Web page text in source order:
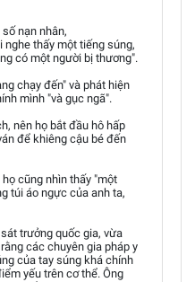
nạn nhân,
nghe thấy một tiếng súng,
có một người bị thương".
chạy đến" và phát hiện
mình "và gục ngã".
nên họ bắt đầu hô hấp
để khiêng cậu bé đến
cũng nhìn thấy "một
túi áo ngực của anh ta,
trưởng quốc gia, vừa
các chuyên gia pháp y
của tay súng khá chính
yếu trên cơ thể. Ông